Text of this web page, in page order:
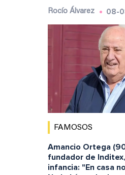
Rocío Álvarez 08-
FAMOSOS
Amancio Ortega
fundador de
infancia: "En casa